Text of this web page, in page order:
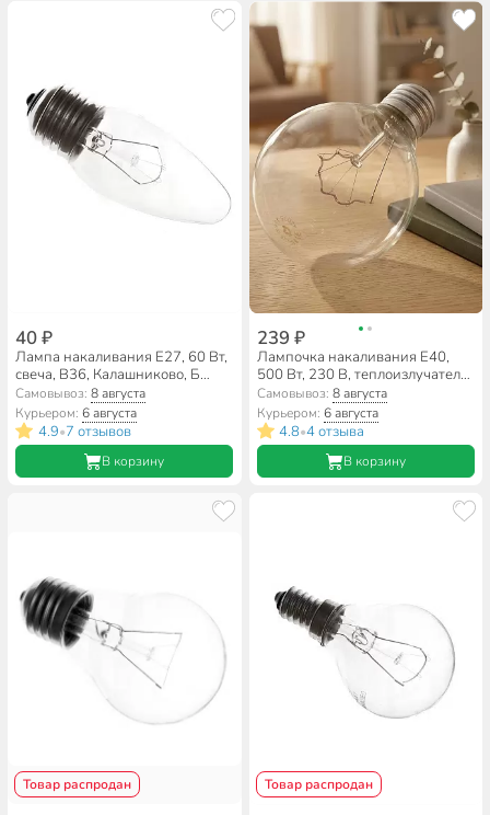
40 ₽
Лампа накаливания E27, 60 Вт,
свеча, В36, Калашниково, Б
230-60
Самовывоз:8 августа
Курьером:6 августа
4.9•7 отзывов
В корзину
239 ₽
Лампочка накаливания E40,
500 Вт, 230 В, теплоизлучатель,
А90, Калашниково, Т 230-500
Самовывоз: 8 августа
Курьером: 6 августа
4.8•4 отзыва
В корзину
Товар распродан Товар распродан